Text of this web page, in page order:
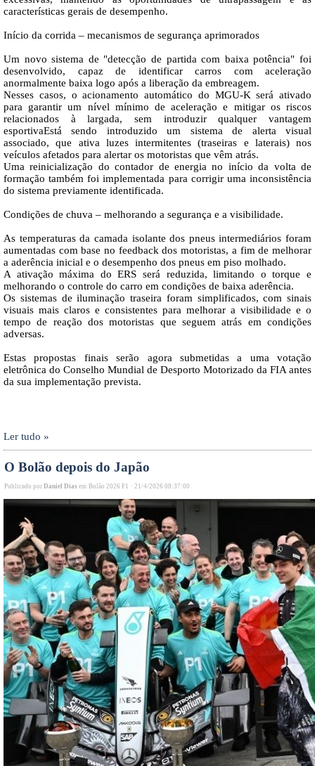
características gerais de desempenho.
Início da corrida – mecanismos de segurança aprimorados
Um novo sistema de "detecção de partida com baixa potência" foi
desenvolvido, capaz de identificar carros com aceleração
anormalmente baixa logo após a liberação da embreagem.
Nesses casos, o acionamento automático do MGU-K será ativado
para garantir um nível mínimo de aceleração e mitigar os riscos
relacionados à largada, sem introduzir qualquer vantagem
esportivaEstá sendo introduzido um sistema de alerta visual
associado, que ativa luzes intermitentes (traseiras e laterais) nos
veículos afetados para alertar os motoristas que vêm atrás.
Uma reinicialização do contador de energia no início da volta de
formação também foi implementada para corrigir uma inconsistência
do sistema previamente identificada.
Condições de chuva – melhorando a segurança e a visibilidade.
As temperaturas da camada isolante dos pneus intermediários foram
aumentadas com base no feedback dos motoristas, a fim de melhorar
a aderência inicial e o desempenho dos pneus em piso molhado.
A ativação máxima do ERS será reduzida, limitando o torque e
melhorando o controle do carro em condições de baixa aderência.
Os sistemas de iluminação traseira foram simplificados, com sinais
visuais mais claros e consistentes para melhorar a visibilidade e o
tempo de reação dos motoristas que seguem atrás em condições
adversas.
Estas propostas finais serão agora submetidas a uma votação
eletrônica do Conselho Mundial de Desporto Motorizado da FIA antes
da sua implementação prevista.
Ler tudo »
O Bolão depois do Japão
Publicado por Daniel Dias em Bolão 2026 F1 · 21/4/2026 08:37:00